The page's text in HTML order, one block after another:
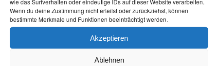
Wenn du deine Zustimmung nicht erteilst oder zurückziehst, können
bestimmte Merkmale und Funktionen beeinträchtigt werden.
Akzeptieren
Ablehnen
Jahren wählen dürfen: Bei Kommunal- und auch
bei Landtagswahlen. Die CDU stimmte dagegen.
Und die damalige Chefin der CDU-Fraktion,
meinte, Jugendliche würden mit zu viel
Verantwortung überfordert und hätten andere
Interessen. Die CDU-Fraktion lehnte